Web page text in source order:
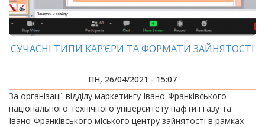
СУЧАСНІ ТИПИ КАР’ЄРИ ТА ФОРМАТИ ЗАЙНЯТОСТІ
ПН, 26/04/2021 - 15:07
За організації відділу маркетингу Івано-Франківського
національного технічного університету нафти і газу та
Івано-Франківського міського центру зайнятості в рамках